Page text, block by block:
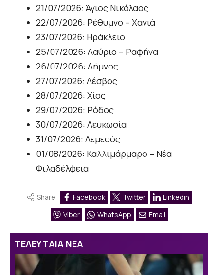
21/07/2026: Άγιος Νικόλαος
22/07/2026: Ρέθυμνο – Χανιά
23/07/2026: Ηράκλειο
25/07/2026: Λαύριο – Ραφήνα
26/07/2026: Λήμνος
27/07/2026: Λέσβος
28/07/2026: Χίος
29/07/2026: Ρόδος
30/07/2026: Λευκωσία
31/07/2026: Λεμεσός
01/08/2026: Καλλιμάρμαρο – Νέα
Φιλαδέλφεια
Share Facebook Twitter
Linkedin
Viber
WhatsApp Email
ΤΕΛΕΥΤΑΙΑ ΝΕΑ